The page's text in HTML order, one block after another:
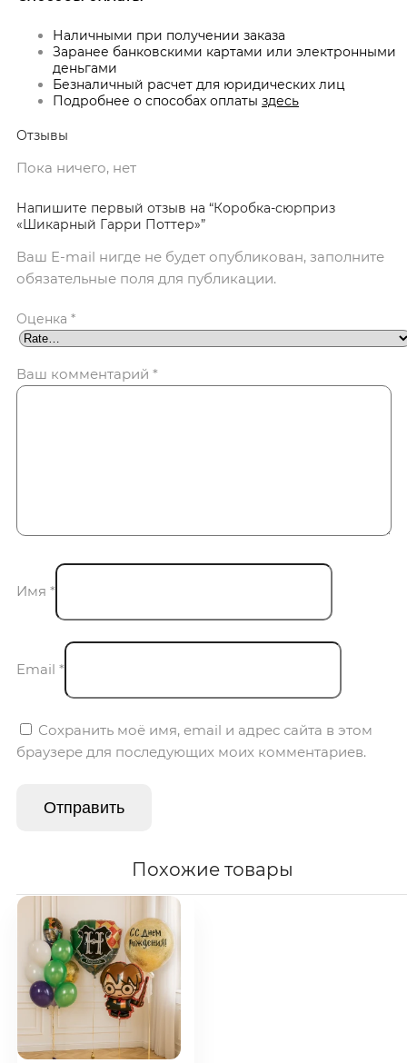
Наличными при получении заказа
Заранее банковскими картами или электронными
деньгами
Безналичный расчет для юридических лиц
Подробнее о способах оплаты здесь
Отзывы
Пока ничего, нет
Напишите первый отзыв на “Коробка-сюрприз
«Шикарный Гарри Поттер»”
Ваш E-mail нигде не будет опубликован, заполните
обязательные поля для публикации.
Оценка *
Ваш комментарий *
Имя *
Email *
Сохранить моё имя, email и адрес сайта в этом
браузере для последующих моих комментариев.
Похожие товары